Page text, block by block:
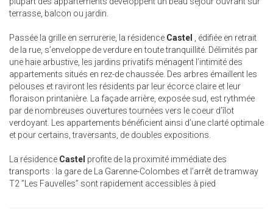
terrasse, balcon ou jardin.
Passée la grille en serrurerie, la résidence Castel , édifiée en retrait
de la rue, s’enveloppe de verdure en toute tranquillité. Délimités par
une haie arbustive, les jardins privatifs ménagent l’intimité des
appartements situés en rez-de chaussée. Des arbres émaillent les
pelouses et raviront les résidents par leur écorce claire et leur
floraison printanière. La façade arrière, exposée sud, est rythmée
par de nombreuses ouvertures tournées vers le coeur d’îlot
verdoyant. Les appartements bénéficient ainsi d’une clarté optimale
et pour certains, traversants, de doubles expositions.
La résidence Castel profite de la proximité immédiate des
transports : la gare de La Garenne-Colombes et l’arrêt de tramway
T2 ”Les Fauvelles” sont rapidement accessibles à pied